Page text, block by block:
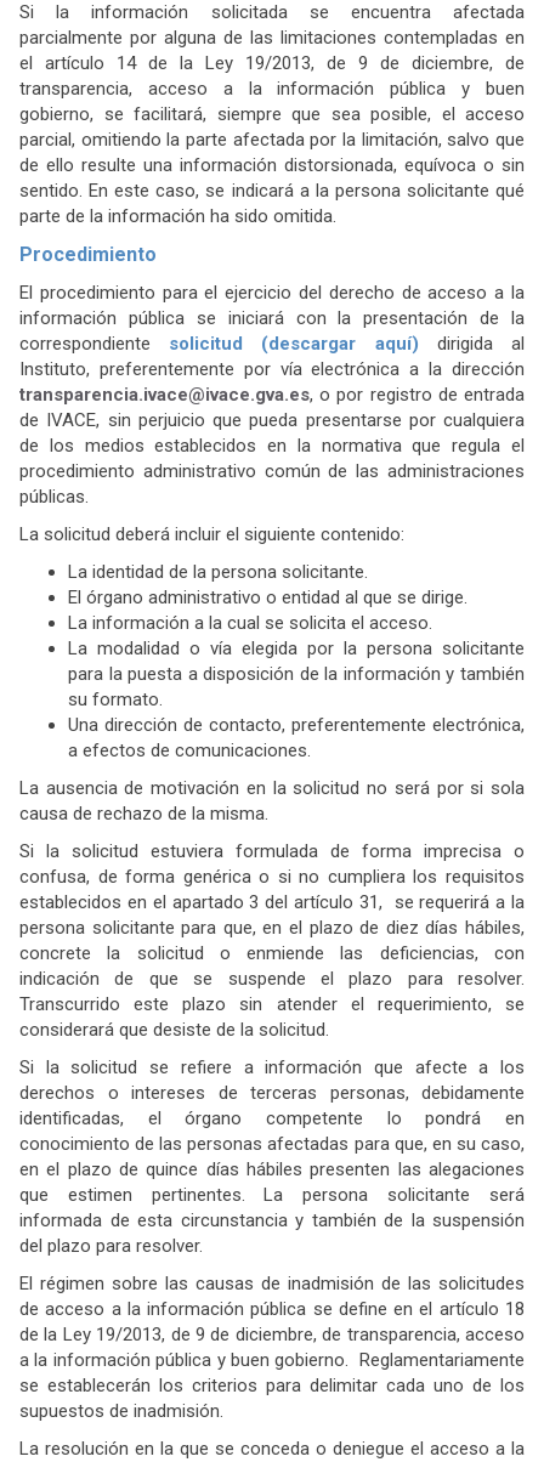
Si la información solicitada se encuentra afectada
parcialmente por alguna de las limitaciones contempladas en
el artículo 14 de la Ley 19/2013, de 9 de diciembre, de
transparencia, acceso a la información pública y buen
gobierno, se facilitará, siempre que sea posible, el acceso
parcial, omitiendo la parte afectada por la limitación, salvo que
de ello resulte una información distorsionada, equívoca o sin
sentido. En este caso, se indicará a la persona solicitante qué
parte de la información ha sido omitida.
Procedimiento
El procedimiento para el ejercicio del derecho de acceso a la
información pública se iniciará con la presentación de la
correspondiente solicitud (descargar aquí) dirigida al
Instituto, preferentemente por vía electrónica a la dirección
transparencia.ivace@ivace.gva.es, o por registro de entrada
de IVACE, sin perjuicio que pueda presentarse por cualquiera
de los medios establecidos en la normativa que regula el
procedimiento administrativo común de las administraciones
públicas.
La solicitud deberá incluir el siguiente contenido:
La identidad de la persona solicitante.
El órgano administrativo o entidad al que se dirige.
La información a la cual se solicita el acceso.
La modalidad o vía elegida por la persona solicitante
para la puesta a disposición de la información y también
su formato.
Una dirección de contacto, preferentemente electrónica,
a efectos de comunicaciones.
La ausencia de motivación en la solicitud no será por si sola
causa de rechazo de la misma.
Si la solicitud estuviera formulada de forma imprecisa o
confusa, de forma genérica o si no cumpliera los requisitos
establecidos en el apartado 3 del artículo 31, se requerirá a la
persona solicitante para que, en el plazo de diez días hábiles,
concrete la solicitud o enmiende las deficiencias, con
indicación de que se suspende el plazo para resolver.
Transcurrido este plazo sin atender el requerimiento, se
considerará que desiste de la solicitud.
Si la solicitud se refiere a información que afecte a los
derechos o intereses de terceras personas, debidamente
identificadas, el órgano competente lo pondrá en
conocimiento de las personas afectadas para que, en su caso,
en el plazo de quince días hábiles presenten las alegaciones
que estimen pertinentes. La persona solicitante será
informada de esta circunstancia y también de la suspensión
del plazo para resolver.
El régimen sobre las causas de inadmisión de las solicitudes
de acceso a la información pública se define en el artículo 18
de la Ley 19/2013, de 9 de diciembre, de transparencia, acceso
a la información pública y buen gobierno. Reglamentariamente
se establecerán los criterios para delimitar cada uno de los
supuestos de inadmisión.
La resolución en la que se conceda o deniegue el acceso a la